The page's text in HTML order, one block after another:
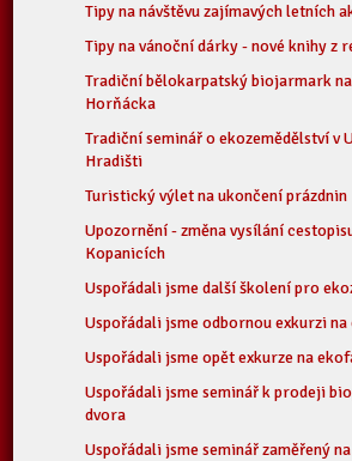
Tipy na návštěvu zajímavých letních
Tipy na vánoční dárky - nové knihy z
Tradiční bělokarpatský biojarmark na
Horňácka
Tradiční seminář o ekozemědělství v
Hradišti
Turistický výlet na ukončení prázdnin
Upozornění - změna vysílání
Kopanicích
Uspořádali jsme další školení pro
Uspořádali jsme odbornou exkurzi
Uspořádali jsme opět exkurze na
Uspořádali jsme seminář k prodeji
dvora
Uspořádali jsme seminář zaměřený